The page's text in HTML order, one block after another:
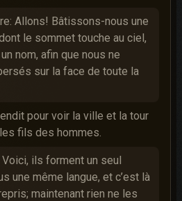
Allons! Bâtissons-nous une
le sommet touche au ciel,
nom, afin que nous ne
sur la face de toute la
pour voir la ville et la tour
fils des hommes.
Voici, ils forment un seul
une même langue, et c’est là
maintenant rien ne les